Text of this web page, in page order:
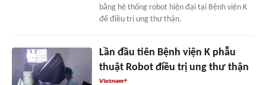
bằng hệ thống robot hiện đại tại Bệnh viện K
để điều trị ung thư thận.
Lần đầu tiên Bệnh viện K phẫu
thuật Robot điều trị ung thư thận